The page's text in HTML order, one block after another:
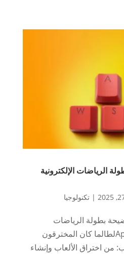
الرياضات الإلكترونية
| تكنولوجيا
بطولة الرياضات
الإلكترونية Apex Legendsلطالما كان المخترقون
من اختراق الألعاب وإنشاء